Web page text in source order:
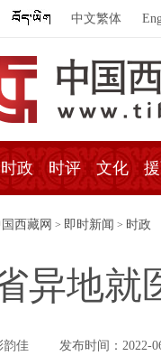
中文繁体
时政 时评 文化
西藏网 > 即时新闻 > 时政
异地就
韵佳 发布时间：2022-